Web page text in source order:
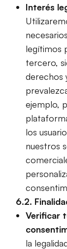
Interés
legítimos
tercero,
derechos
ejemplo,
los
nuestros
6.2.
Verificar
la